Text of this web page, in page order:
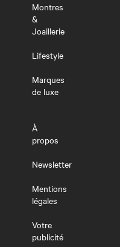
Montres
&
Joaillerie
Lifestyle
Marques
de luxe
À
propos
Newsletter
Mentions
légales
Votre
publicité